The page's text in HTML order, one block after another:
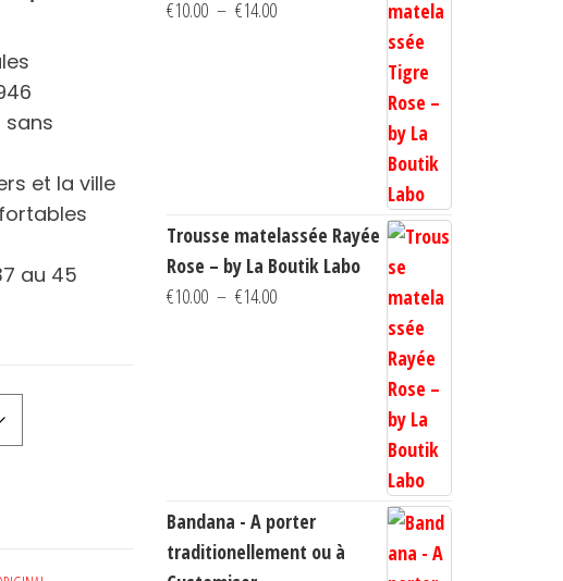
sans
et la ville
au 45
€10.00 – €14.00Plage
Trousse matelassée Rayée
Rose – by La Boutik Labo
€10.00 – €14.00Plage
Bandana - A porter
traditionellement ou à